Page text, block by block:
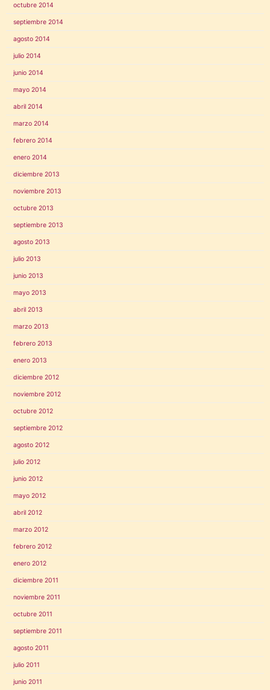
octubre 2014
septiembre 2014
agosto 2014
julio 2014
junio 2014
mayo 2014
abril 2014
marzo 2014
febrero 2014
enero 2014
diciembre 2013
noviembre 2013
octubre 2013
septiembre 2013
agosto 2013
julio 2013
junio 2013
mayo 2013
abril 2013
marzo 2013
febrero 2013
enero 2013
diciembre 2012
noviembre 2012
octubre 2012
septiembre 2012
agosto 2012
julio 2012
junio 2012
mayo 2012
abril 2012
marzo 2012
febrero 2012
enero 2012
diciembre 2011
noviembre 2011
octubre 2011
septiembre 2011
agosto 2011
julio 2011
junio 2011